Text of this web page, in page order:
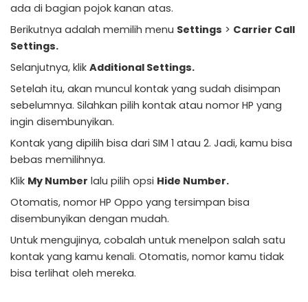
ada di bagian pojok kanan atas.
Berikutnya adalah memilih menu Settings > Carrier Call
Settings.
Selanjutnya, klik Additional Settings.
Setelah itu, akan muncul kontak yang sudah disimpan
sebelumnya. Silahkan pilih kontak atau nomor HP yang
ingin disembunyikan.
Kontak yang dipilih bisa dari SIM 1 atau 2. Jadi, kamu bisa
bebas memilihnya.
Klik My Number lalu pilih opsi Hide Number.
Otomatis, nomor HP Oppo yang tersimpan bisa
disembunyikan dengan mudah.
Untuk mengujinya, cobalah untuk menelpon salah satu
kontak yang kamu kenali. Otomatis, nomor kamu tidak
bisa terlihat oleh mereka.